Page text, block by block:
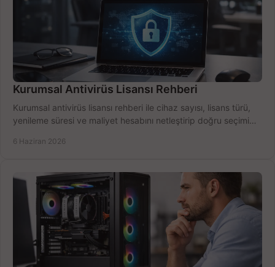
Kurumsal Antivirüs Lisansı Rehberi
Kurumsal antivirüs lisansı rehberi ile cihaz sayısı, lisans türü,
yenileme süresi ve maliyet hesabını netleştirip doğru seçimi
6 Haziran 2026